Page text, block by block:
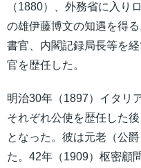
（1880）、外務省に入り
の雄伊藤博文の知遇を得
書官、内閣記録局長等を
官を歴任した。
明治30年（1897）イタリ
それぞれ公使を歴任した
となった。彼は元老（公
た。42年（1909）枢密顧